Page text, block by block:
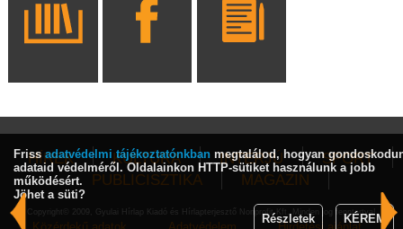
HÍREK KULTÚRA INTERJÚ
SPORT
PUBLICISZTIKA
MAGAZIN
Copyright© 2009, Gyulai Hírlap Kiadó és Hírlapterjesztő Nonprofit Kft. Minden jog fenntartva!
Friss adatvédelmi tájékoztatónkban megtalálod, hogyan
adataid védelméről. Oldalainkon HTTP-sütiket használunk a jobb
működésért.
Jöhet a süti?
Részletek
KÉREM